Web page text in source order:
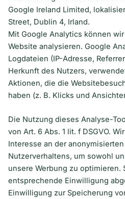
Google Ireland Limited,
Street, Dublin 4, Irland.
Mit Google Analytics können
Website analysieren. Google
Logdateien (IP-Adresse,
Herkunft des Nutzers,
Aktionen, die die
haben (z. B. Klicks und
Die Nutzung dieses Analyse-
von Art. 6 Abs. 1 lit. f DSGVO.
Interesse an der
Nutzerverhaltens, um sowohl
unsere Werbung zu optimieren.
entsprechende Einwilligung
Einwilligung zur Speicherung